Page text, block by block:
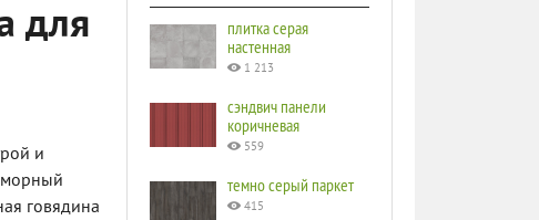
для
и
говядина
плитка серая
настенная
1 213
сэндвич панели
коричневая
559
темно серый паркет
415